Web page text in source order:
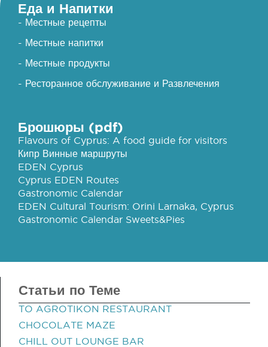
Еда и Напитки
- Местные рецепты
- Местные напитки
- Местные продукты
- Ресторанное обслуживание и Развлечения
Брошюры (pdf)
Flavours of Cyprus: A food guide for visitors
Кипр Винные маршруты
EDEN Cyprus
Cyprus EDEN Routes
Gastronomic Calendar
EDEN Cultural Tourism: Orini Larnaka, Cyprus
Gastronomic Calendar Sweets&Pies
Статьи по Теме
TO AGROTIKON RESTAURANT
CHOCOLATE MAZE
CHILL OUT LOUNGE BAR